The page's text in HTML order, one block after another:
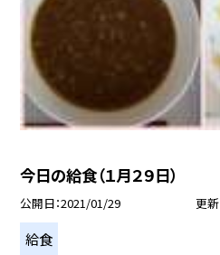
今日の給食（１月２９日）
公開日 2021/01/29 更
給食